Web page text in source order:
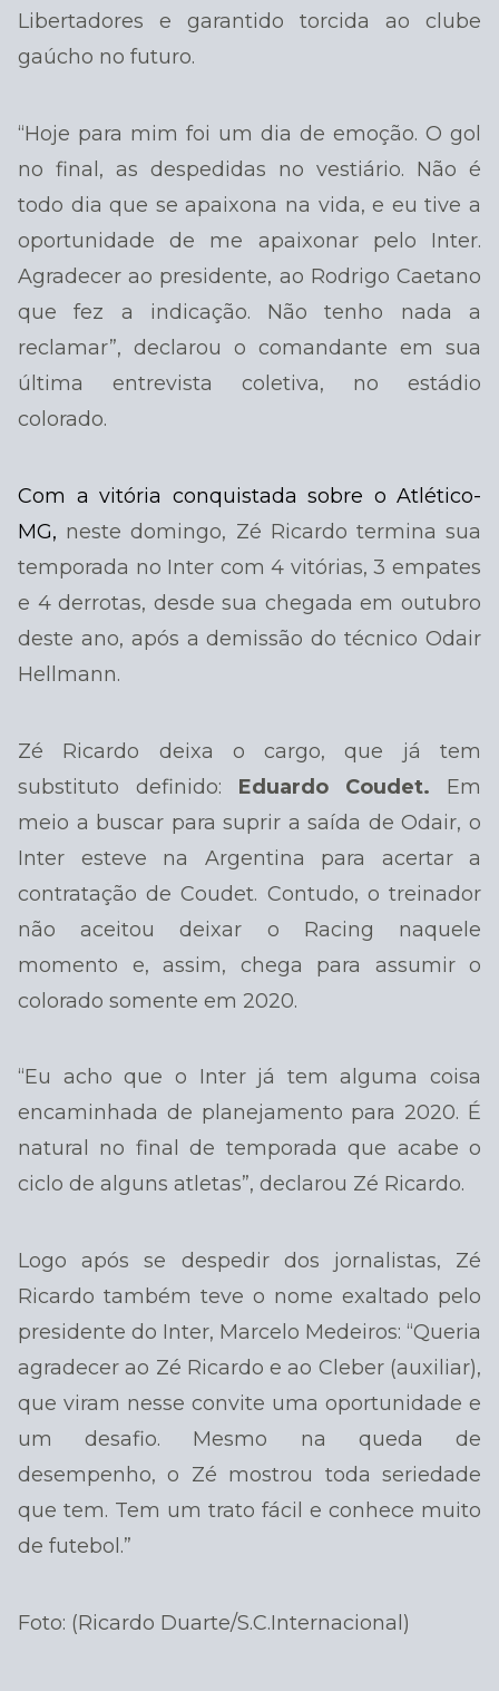
Libertadores e garantido torcida ao clube
gaúcho no futuro.
“Hoje para mim foi um dia de emoção. O gol
no final, as despedidas no vestiário. Não é
todo dia que se apaixona na vida, e eu tive a
oportunidade de me apaixonar pelo Inter.
Agradecer ao presidente, ao Rodrigo Caetano
que fez a indicação. Não tenho nada a
reclamar”, declarou o comandante em sua
última entrevista coletiva, no estádio
colorado.
Com a vitória conquistada sobre o Atlético-
MG, neste domingo, Zé Ricardo termina sua
temporada no Inter com 4 vitórias, 3 empates
e 4 derrotas, desde sua chegada em outubro
deste ano, após a demissão do técnico Odair
Hellmann.
Zé Ricardo deixa o cargo, que já tem
substituto definido:
Eduardo Coudet.
Em
meio a buscar para suprir a saída de Odair, o
Inter esteve na Argentina para acertar a
contratação de Coudet. Contudo, o treinador
não aceitou deixar o Racing naquele
momento e, assim, chega para assumir o
colorado somente em 2020.
“Eu acho que o Inter já tem alguma coisa
encaminhada de planejamento para 2020. É
natural no final de temporada que acabe o
ciclo de alguns atletas”, declarou Zé Ricardo.
Logo após se despedir dos jornalistas, Zé
Ricardo também teve o nome exaltado pelo
presidente do Inter, Marcelo Medeiros: “Queria
agradecer ao Zé Ricardo e ao Cleber (auxiliar),
que viram nesse convite uma oportunidade e
um desafio. Mesmo na queda de
desempenho, o Zé mostrou toda seriedade
que tem. Tem um trato fácil e conhece muito
de futebol.”
Foto: (Ricardo Duarte/S.C.Internacional)